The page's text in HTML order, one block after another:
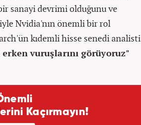
sanayi devrimi olduğunu ve
Nvidia'nın önemli bir rol
kıdemli hisse senedi analisti
vuruşlarını görüyoruz"